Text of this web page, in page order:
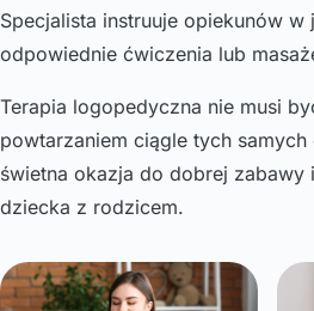
Specjalista instruuje opiekunów
odpowiednie ćwiczenia lub
Terapia logopedyczna nie musi
powtarzaniem ciągle tych
świetna okazja do dobrej zabawy
dziecka z rodzicem.